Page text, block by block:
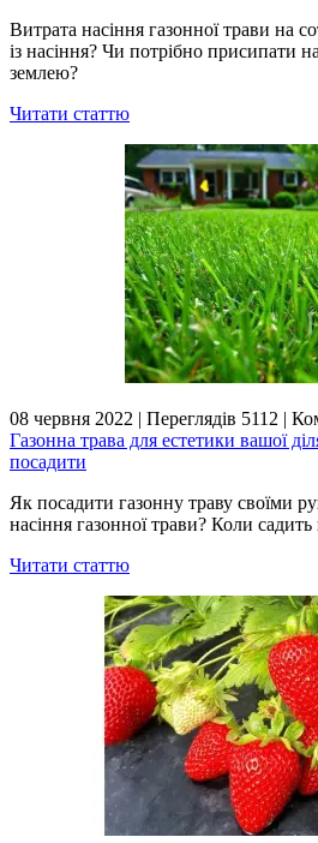
Витрата насіння газонної трави на
із насіння? Чи потрібно присипати
землею?
Читати статтю
08 червня 2022 | Переглядів 5112 |
Газонна трава для естетики вашої
посадити
Як посадити газонну траву своїми
насіння газонної трави? Коли садить
Читати статтю